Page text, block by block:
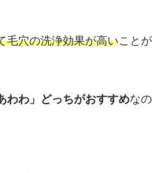
毛穴の洗浄効果が高いことが
わわ」どっちがおすすめなの